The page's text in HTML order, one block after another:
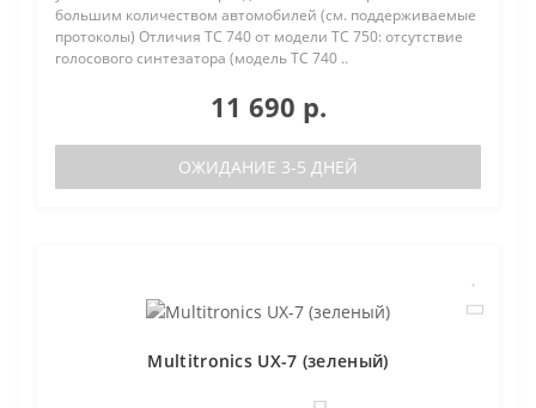
большим количеством автомобилей (см. поддерживаемые
протоколы) Отличия TC 740 от модели TC 750: отсутствие
голосового синтезатора (модель TC 740 ..
11 690 р.
ОЖИДАНИЕ 3-5 ДНЕЙ
Multitronics UX-7 (зеленый)